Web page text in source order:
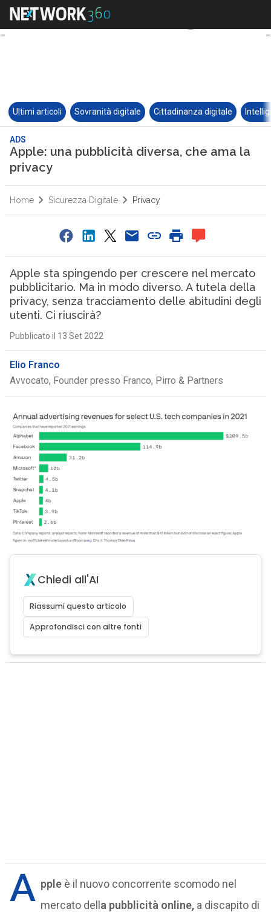
Ultimi articoli Sovranità digitale Cittadinanza digitale
ADS
Apple: una pubblicità diversa, che ama la
privacy
Home Sicurezza Digitale Privacy
Apple sta spingendo per crescere nel mercato
pubblicitario. Ma in modo diverso. A tutela della
privacy, senza tracciamento delle abitudini degli
utenti. Ci riuscirà?
Pubblicato il 13 Set 2022
Elio Franco
Avvocato, Founder presso Franco, Pirro & Partners
Chiedi all'AI
Riassumi questo articolo
Approfondisci con altre fonti
A ppleè il nuovo concorrente scomodo nel
mercato dell a pubblicità online,a discapito di